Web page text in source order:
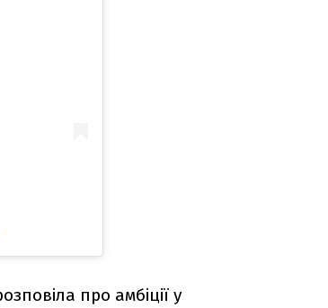
про амбіції у